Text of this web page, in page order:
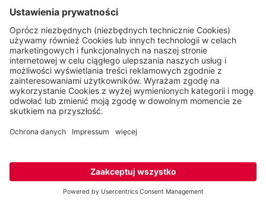
INVERT COLORS BRIGHTNESS CONTRAST
Orientation